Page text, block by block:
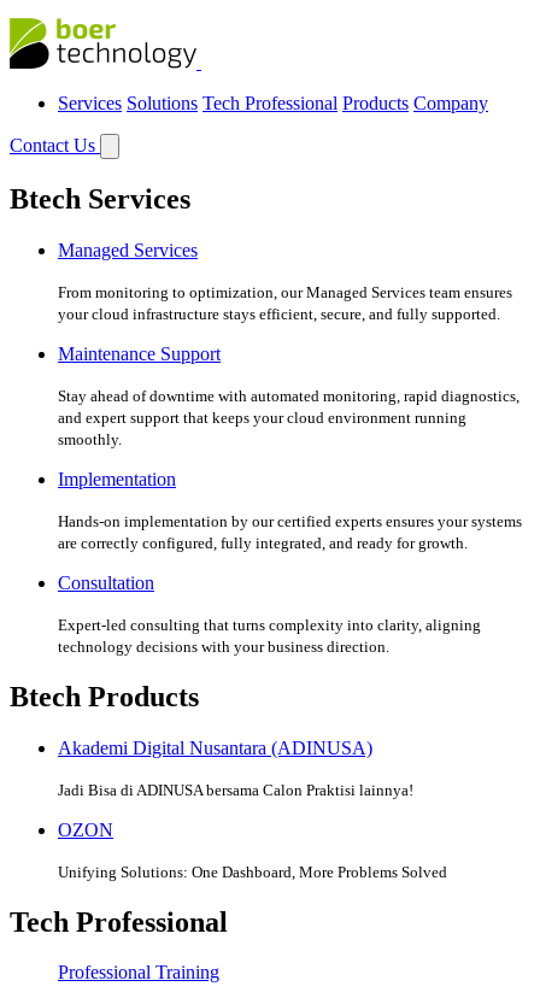
Services Solutions Tech Professional Products Company
Contact Us
Btech Services
Managed Services
From monitoring to optimization, our Managed Services team ensures
your cloud infrastructure stays efficient, secure, and fully supported.
Maintenance Support
Stay ahead of downtime with automated monitoring, rapid diagnostics,
and expert support that keeps your cloud environment running
smoothly.
Implementation
Hands-on implementation by our certified experts ensures your systems
are correctly configured, fully integrated, and ready for growth.
Consultation
Expert-led consulting that turns complexity into clarity, aligning
technology decisions with your business direction.
Btech Products
Akademi Digital Nusantara (ADINUSA)
Jadi Bisa di ADINUSA bersama Calon Praktisi lainnya!
OZON
Unifying Solutions: One Dashboard, More Problems Solved
Tech Professional
Professional Training